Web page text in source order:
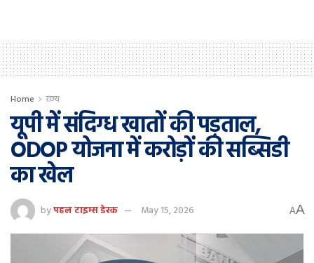
Home राज्य
यूपी में संदिग्ध खातों की पड़ताल,
ODOP योजना में करोड़ों की सब्सिडी
का खेल
byपहल टाइम्स डेस्क May 15, 2026 AA